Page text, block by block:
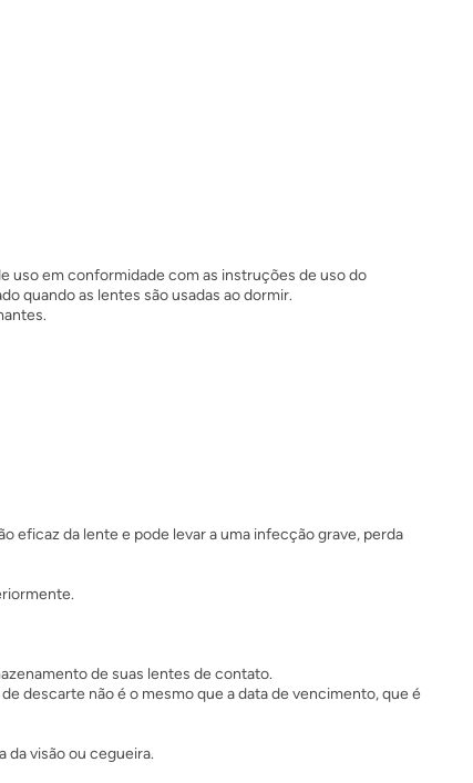
uso em conformidade com as instruções de uso do
quando as lentes são usadas ao dormir.
eficaz da lente e pode levar a uma infecção grave, perda
de suas lentes de contato.
descarte não é o mesmo que a data de vencimento, que é
da visão ou cegueira.